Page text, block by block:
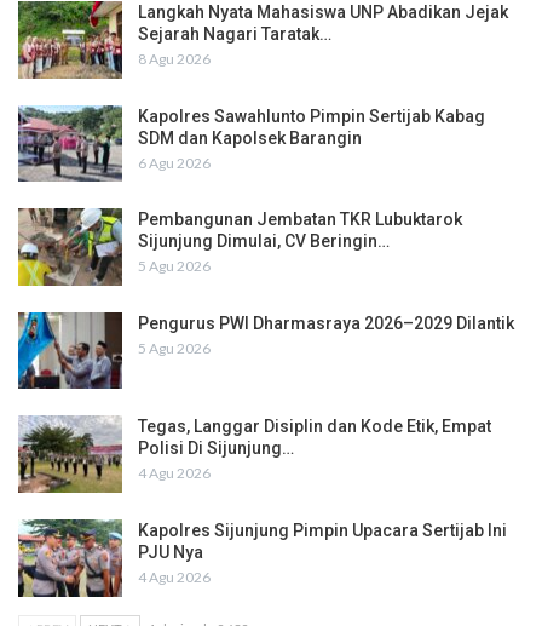
Langkah Nyata Mahasiswa UNP Abadikan Jejak
Sejarah Nagari Taratak…
8 Agu 2026
Kapolres Sawahlunto Pimpin Sertijab Kabag
SDM dan Kapolsek Barangin
6 Agu 2026
Pembangunan Jembatan TKR Lubuktarok
Sijunjung Dimulai, CV Beringin…
5 Agu 2026
Pengurus PWI Dharmasraya 2026–2029 Dilantik
5 Agu 2026
Tegas, Langgar Disiplin dan Kode Etik, Empat
Polisi Di Sijunjung…
4 Agu 2026
Kapolres Sijunjung Pimpin Upacara Sertijab Ini
PJU Nya
4 Agu 2026